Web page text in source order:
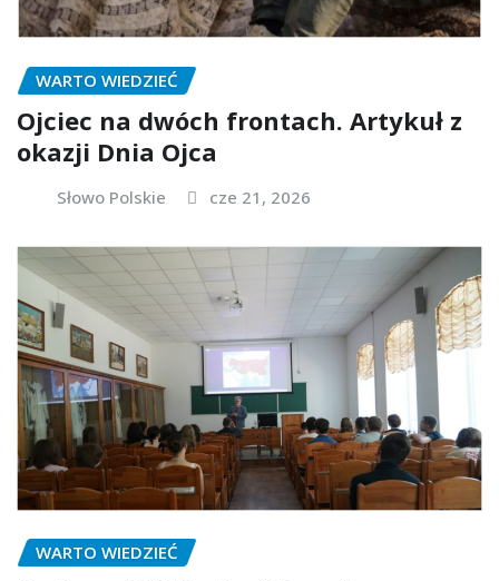
WARTO WIEDZIEĆ
Ojciec na dwóch frontach. Artykuł z
okazji Dnia Ojca
Słowo Polskie cze 21, 2026
WARTO WIEDZIEĆ